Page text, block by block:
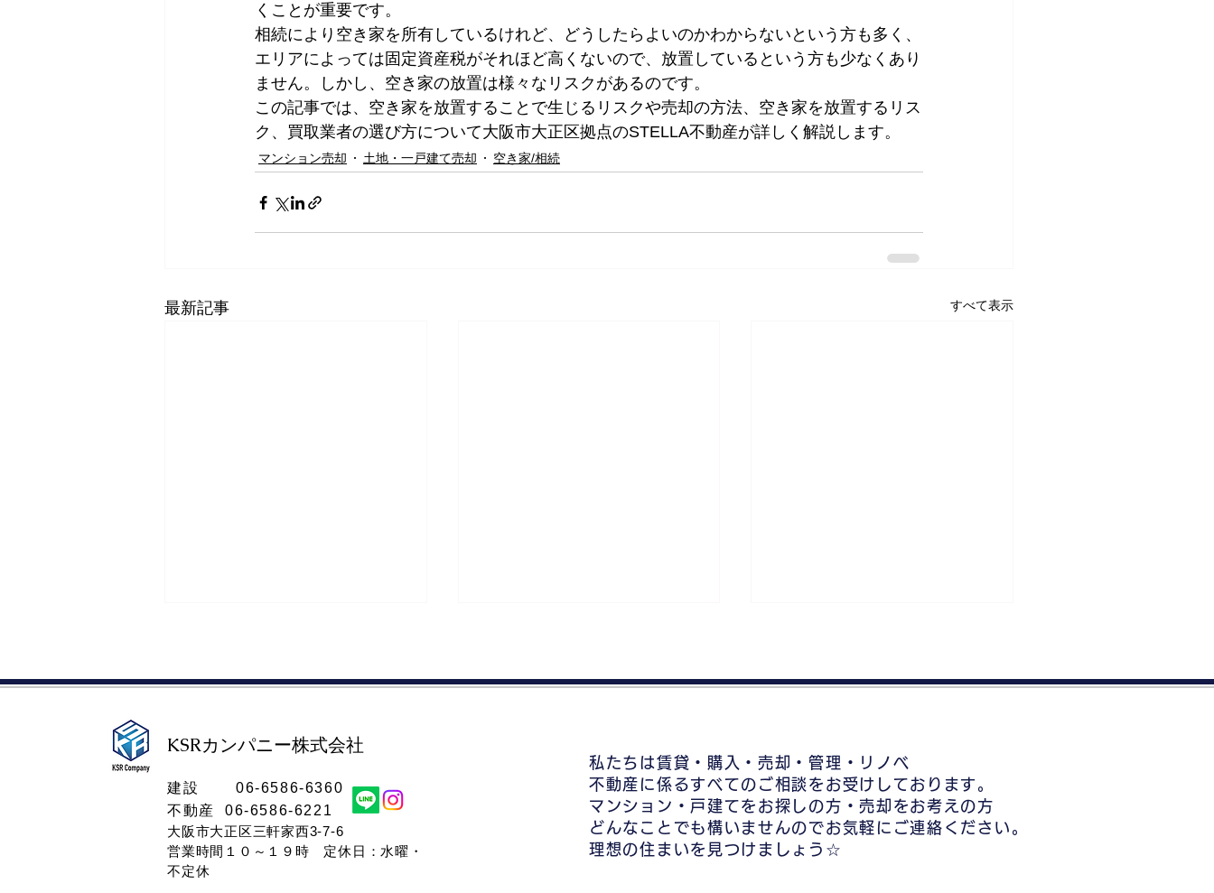
くことが重要です。
相続により空き家を所有しているけれど、どうしたらよいのかわからないという方も多く、
エリアによっては固定資産税がそれほど高くないので、放置しているという方も少なくあり
ません。しかし、空き家の放置は様々なリスクがあるのです。
この記事では、空き家を放置することで生じるリスクや売却の方法、空き家を放置するリス
ク、買取業者の選び方について大阪市大正区拠点のSTELLA不動産が詳しく解説します。
マンション売却 土地・一戸建て売却 空き家/相続
最新記事 すべて表示
こんな人は買取が向いてい
る！家を早く売るためのチェ
ックリスト
売れるかわからない家も買取
可能！不動産売却に悩む方へ
家を高く売る５つの秘訣！不
動産のプロが教える成功のポ
イント
KSRカンパニー株式会社​
​建設 06-6586-6360
不動産 06-6586-6221
大阪市大正区三軒家西3-7-6
営業時間１０～１９時​ 定休日：水曜・
不定休
私たちは賃貸・購入・売却・管理・リノベ
不動産に係るすべてのご相談をお受けしております。
マンション・戸建てをお探しの方・売却をお考えの方
どんなことでも構いませんのでお気軽にご連絡ください。
理想の住まいを見つけましょう☆